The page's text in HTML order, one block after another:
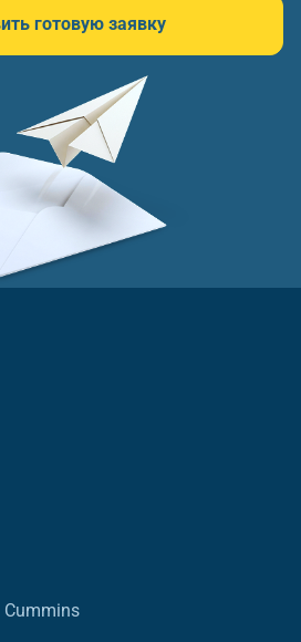
готовую заявку
Cummins